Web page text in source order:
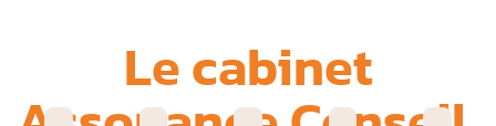
Le cabinet